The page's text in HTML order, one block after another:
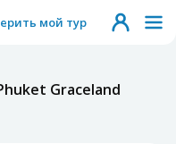
мой тур
Graceland